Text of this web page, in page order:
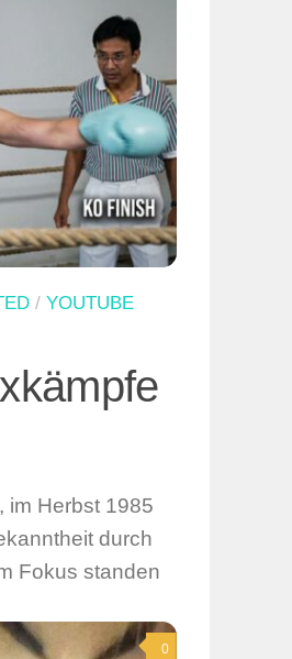
/ YOUTUBE
im Herbst 1985
durch
Fokus standen
0